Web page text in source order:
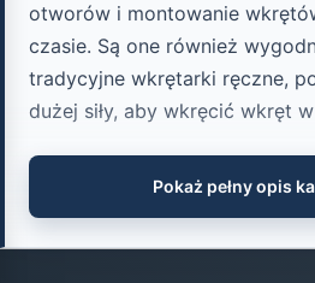
otworów i montowanie
czasie. Są one również
tradycyjne wkrętarki ręczne,
dużej siły, aby wkręcić wkręt w
Warto zwrócić uwagę, że
pistoletowe to nie tylko
Pokaż pełny opis